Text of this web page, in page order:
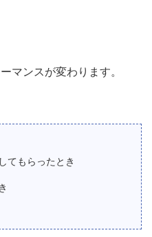
マンスが変わります。
てもらったとき